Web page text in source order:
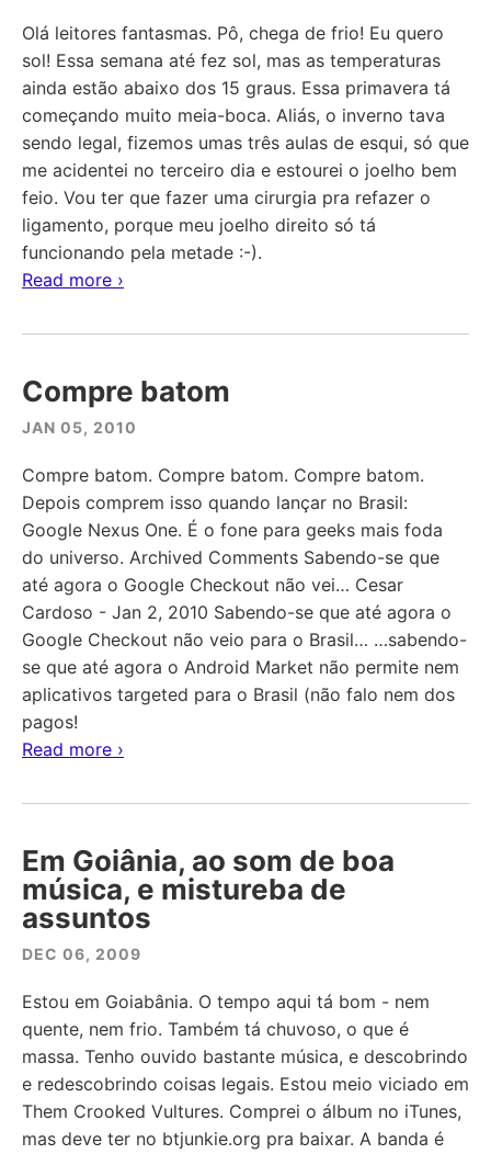
Olá leitores fantasmas. Pô, chega de frio! Eu quero
sol! Essa semana até fez sol, mas as temperaturas
ainda estão abaixo dos 15 graus. Essa primavera tá
começando muito meia-boca. Aliás, o inverno tava
sendo legal, fizemos umas três aulas de esqui, só que
me acidentei no terceiro dia e estourei o joelho bem
feio. Vou ter que fazer uma cirurgia pra refazer o
ligamento, porque meu joelho direito só tá
funcionando pela metade :-).
Read more ›
Compre batom
JAN 05, 2010
Compre batom. Compre batom. Compre batom.
Depois comprem isso quando lançar no Brasil:
Google Nexus One. É o fone para geeks mais foda
do universo. Archived Comments Sabendo-se que
até agora o Google Checkout não vei… Cesar
Cardoso - Jan 2, 2010 Sabendo-se que até agora o
Google Checkout não veio para o Brasil… …sabendo-
se que até agora o Android Market não permite nem
aplicativos targeted para o Brasil (não falo nem dos
pagos!
Read more ›
Em Goiânia, ao som de boa
música, e mistureba de
assuntos
DEC 06, 2009
Estou em Goiabânia. O tempo aqui tá bom - nem
quente, nem frio. Também tá chuvoso, o que é
massa. Tenho ouvido bastante música, e descobrindo
e redescobrindo coisas legais. Estou meio viciado em
Them Crooked Vultures. Comprei o álbum no iTunes,
mas deve ter no btjunkie.org pra baixar. A banda é